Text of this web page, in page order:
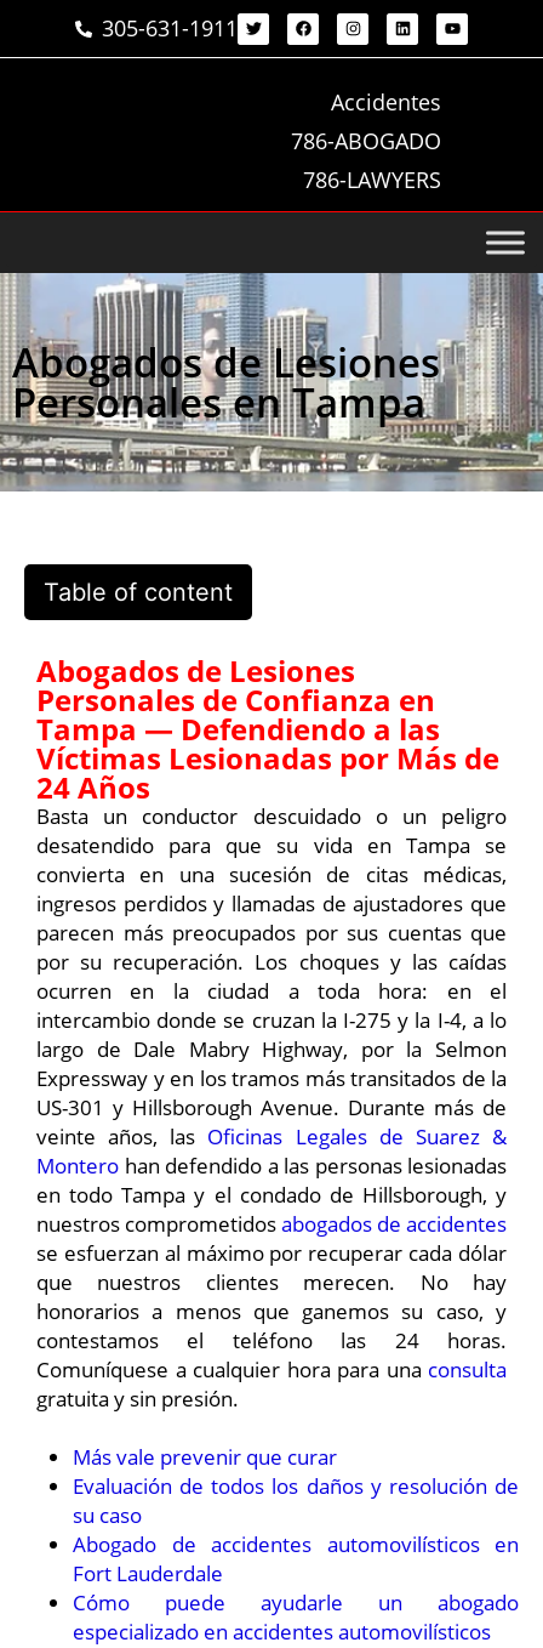
305-631-1911
Accidentes
786-ABOGADO
786-LAWYERS
Abogados de Lesiones
Personales en Tampa
Table of content
Abogados de Lesiones
Personales de Confianza en
Tampa — Defendiendo a las
Víctimas Lesionadas por Más de
24 Años
Basta un conductor descuidado o un peligro
desatendido para que su vida en Tampa se
convierta en una sucesión de citas médicas,
ingresos perdidos y llamadas de ajustadores que
parecen más preocupados por sus cuentas que
por su recuperación. Los choques y las caídas
ocurren en la ciudad a toda hora: en el
intercambio donde se cruzan la I-275 y la I-4, a lo
largo de Dale Mabry Highway, por la Selmon
Expressway y en los tramos más transitados de la
US-301 y Hillsborough Avenue. Durante más de
veinte años, las Oficinas Legales de Suarez &
Montero han defendido a las personas lesionadas
en todo Tampa y el condado de Hillsborough, y
nuestros comprometidosabogados de accidentes
se esfuerzan al máximo por recuperar cada dólar
que nuestros clientes merecen. No hay
honorarios a menos que ganemos su caso, y
contestamos el teléfono las 24 horas.
Comuníquese a cualquier hora para una consulta
gratuita y sin presión.
Más vale prevenir que curar
Evaluación de todos los daños y resolución de
su caso
Abogado de accidentes automovilísticos en
Fort Lauderdale
Cómo puede ayudarle un abogado
especializado en accidentes automovilísticos